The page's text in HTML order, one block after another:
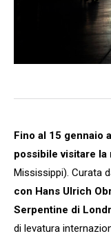
Fino al 15 gennaio
possibile visitare
Mississippi). Curata
con Hans Ulrich
Serpentine di
di levatura